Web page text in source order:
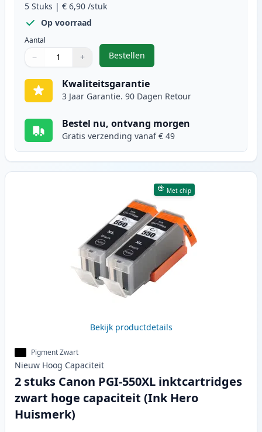
5 Stuks | € 6,90 /stuk
Op voorraad
Aantal
Gebruik de knoppen om aan te passen
− +
1
Bestellen
,5 stuks Canon PGI-550XL &
Kwaliteitsgarantie
3 Jaar Garantie. 90 Dagen Retour
Bestel nu, ontvang morgen
Gratis verzending vanaf € 49
Met chip
Bekijk productdetails
Pigment Zwart
Nieuw Hoog Capaciteit
2 stuks Canon PGI-550XL inktcartridges
zwart hoge capaciteit (Ink Hero
Huismerk)